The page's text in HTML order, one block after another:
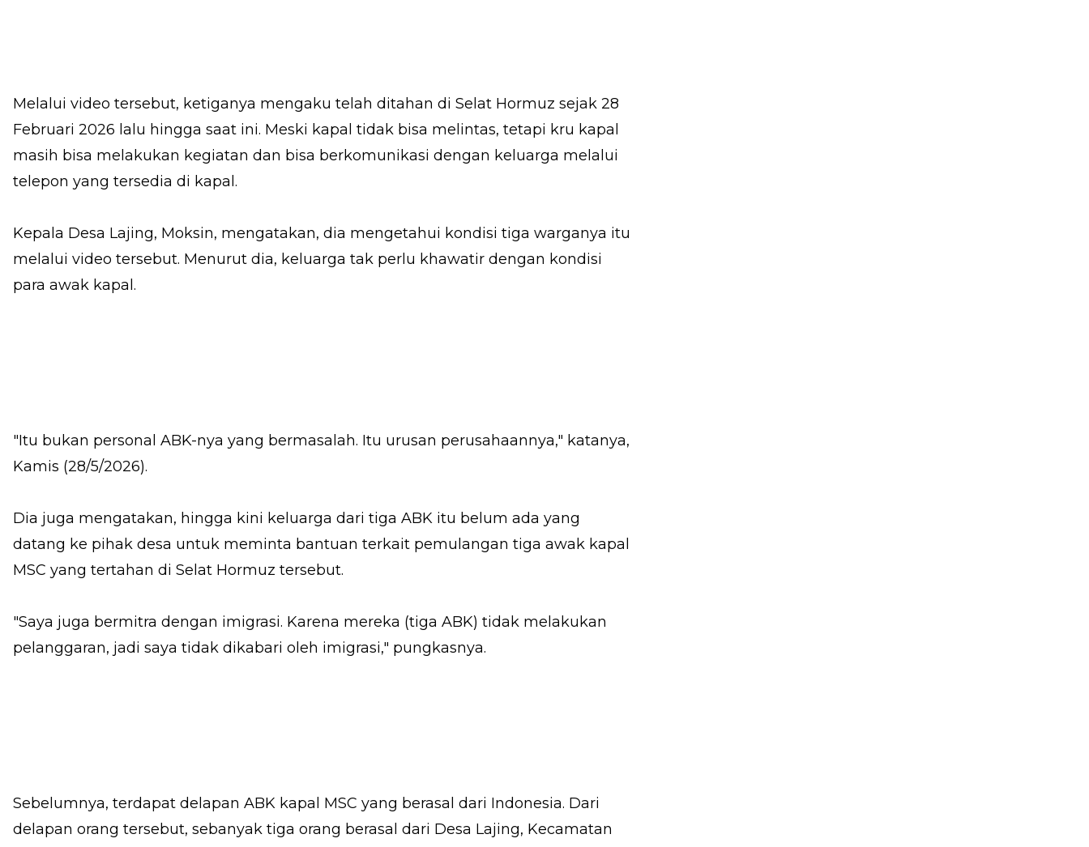
Melalui video tersebut, ketiganya mengaku telah ditahan di Selat Hormuz sejak 28
Februari 2026 lalu hingga saat ini. Meski kapal tidak bisa melintas, tetapi kru kapal
masih bisa melakukan kegiatan dan bisa berkomunikasi dengan keluarga melalui
telepon yang tersedia di kapal.
Kepala Desa Lajing, Moksin, mengatakan, dia mengetahui kondisi tiga warganya itu
melalui video tersebut. Menurut dia, keluarga tak perlu khawatir dengan kondisi
para awak kapal.
"Itu bukan personal ABK-nya yang bermasalah. Itu urusan perusahaannya," katanya,
Kamis (28/5/2026).
Dia juga mengatakan, hingga kini keluarga dari tiga ABK itu belum ada yang
datang ke pihak desa untuk meminta bantuan terkait pemulangan tiga awak kapal
MSC yang tertahan di Selat Hormuz tersebut.
"Saya juga bermitra dengan imigrasi. Karena mereka (tiga ABK) tidak melakukan
pelanggaran, jadi saya tidak dikabari oleh imigrasi," pungkasnya.
Sebelumnya, terdapat delapan ABK kapal MSC yang berasal dari Indonesia. Dari
delapan orang tersebut, sebanyak tiga orang berasal dari Desa Lajing, Kecamatan